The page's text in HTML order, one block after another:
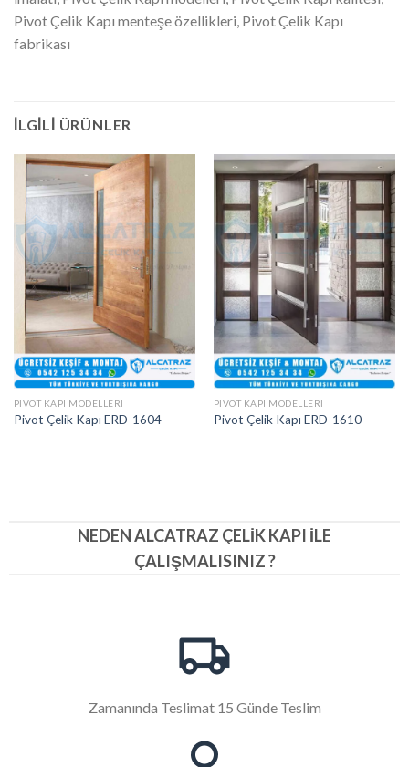
Pivot Çelik Kapı menteşe özellikleri, Pivot Çelik Kapı
fabrikası
İLGILI ÜRÜNLER
PIVOT KAPI MODELLERI
Pivot Çelik Kapı ERD-1604
PIVOT KAPI MODELLERI
Pivot Çelik Kapı ERD-1610
NEDEN ALCATRAZ ÇELIK KAPI İLE
ÇALIŞMALISINIZ ?
Zamanında Teslimat 15 Günde Teslim